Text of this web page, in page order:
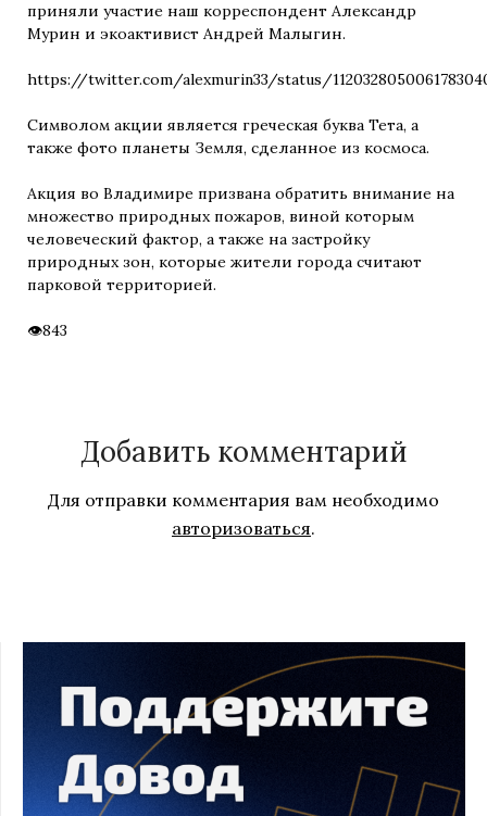
приняли участие наш корреспондент Александр
Мурин и экоактивист Андрей Малыгин.
https://twitter.com/alexmurin33/status/
Символом акции является греческая буква Тета, а
также фото планеты Земля, сделанное из космоса.
Акция во Владимире призвана обратить внимание на
множество природных пожаров, виной которым
человеческий фактор, а также на застройку
природных зон, которые жители города считают
парковой территорией.
843
Добавить комментарий
Для отправки комментария вам необходимо
авторизоваться.